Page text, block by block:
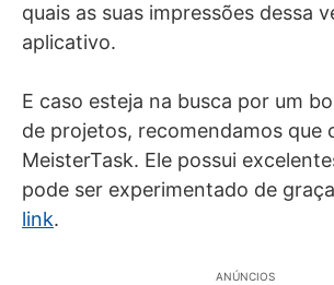
quais as suas impressões dessa
aplicativo.
E caso esteja na busca por um
de projetos, recomendamos que
MeisterTask. Ele possui
pode ser experimentado de graça
link.
ANÚNCIOS